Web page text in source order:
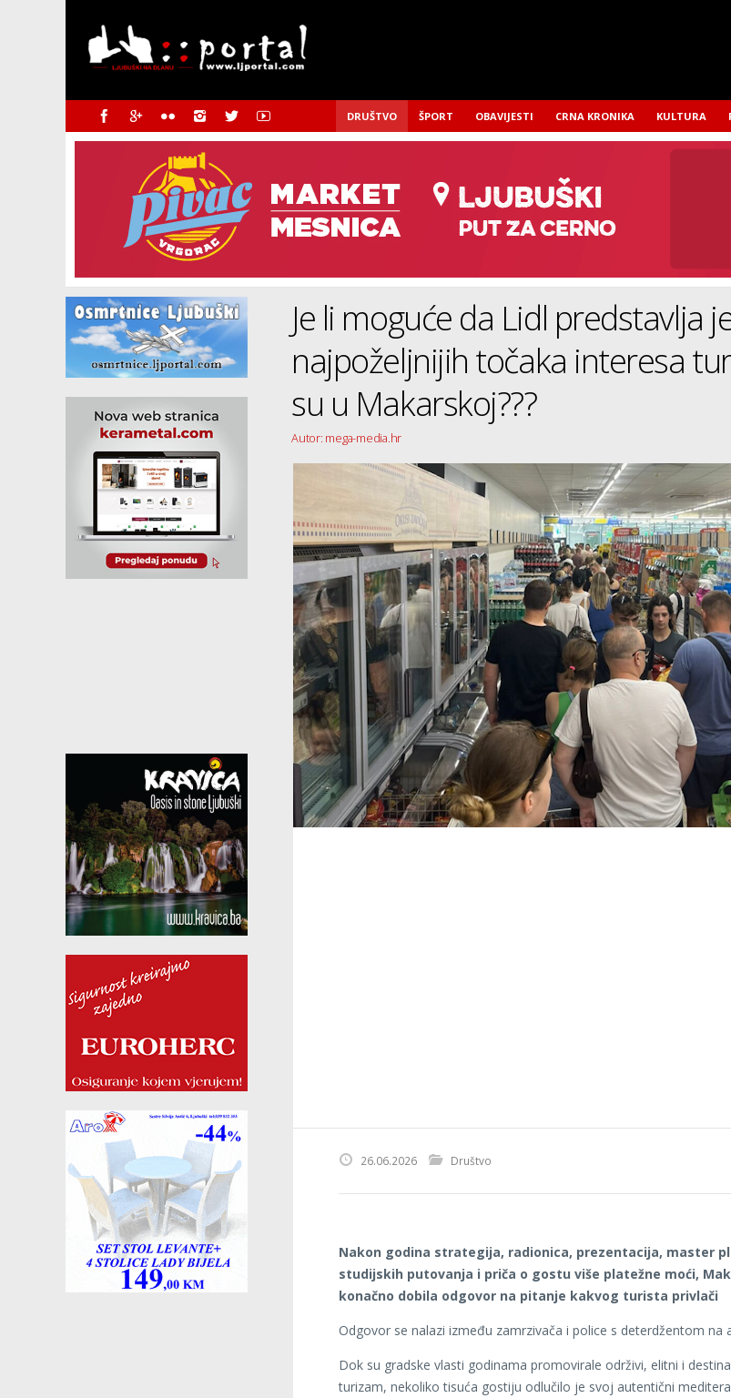
DRUŠTVO ŠPORT OBAVIJESTI CRNA KRONIKA KULTURA
Je li moguće da Lidl predstavlja
najpoželjnijih točaka interesa
su u Makarskoj???
Autor: mega-media.hr
26.06.2026 Društvo
Nakon godina strategija, radionica, prezentacija, master
studijskih putovanja i priča o gostu više platežne moći,
konačno dobila odgovor na pitanje kakvog turista privlači
Odgovor se nalazi između zamrzivača i police s deterdžentom na
Dok su gradske vlasti godinama promovirale održivi, elitni i
turizam, nekoliko tisuća gostiju odlučilo je svoj autentični